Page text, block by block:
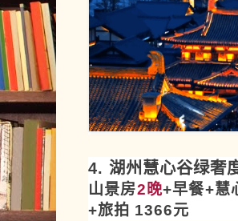
4. 湖州慧心谷绿奢
山景房2晚+早餐+慧
+旅拍 1366元